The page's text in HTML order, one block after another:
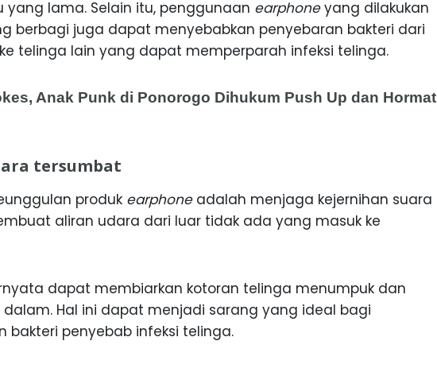
yang lama. Selain itu, penggunaan earphoneyang dilakukan
berbagi juga dapat menyebabkan penyebaran bakteri dari
telinga lain yang dapat memperparah infeksi telinga.
Anak Punk di Ponorogo Dihukum Push Up dan Hormat
tersumbat
produk earphoneadalah menjaga kejernihan suara
aliran udara dari luar tidak ada yang masuk ke
dapat membiarkan kotoran telinga menumpuk dan
Hal ini dapat menjadi sarang yang ideal bagi
bakteri penyebab infeksi telinga.